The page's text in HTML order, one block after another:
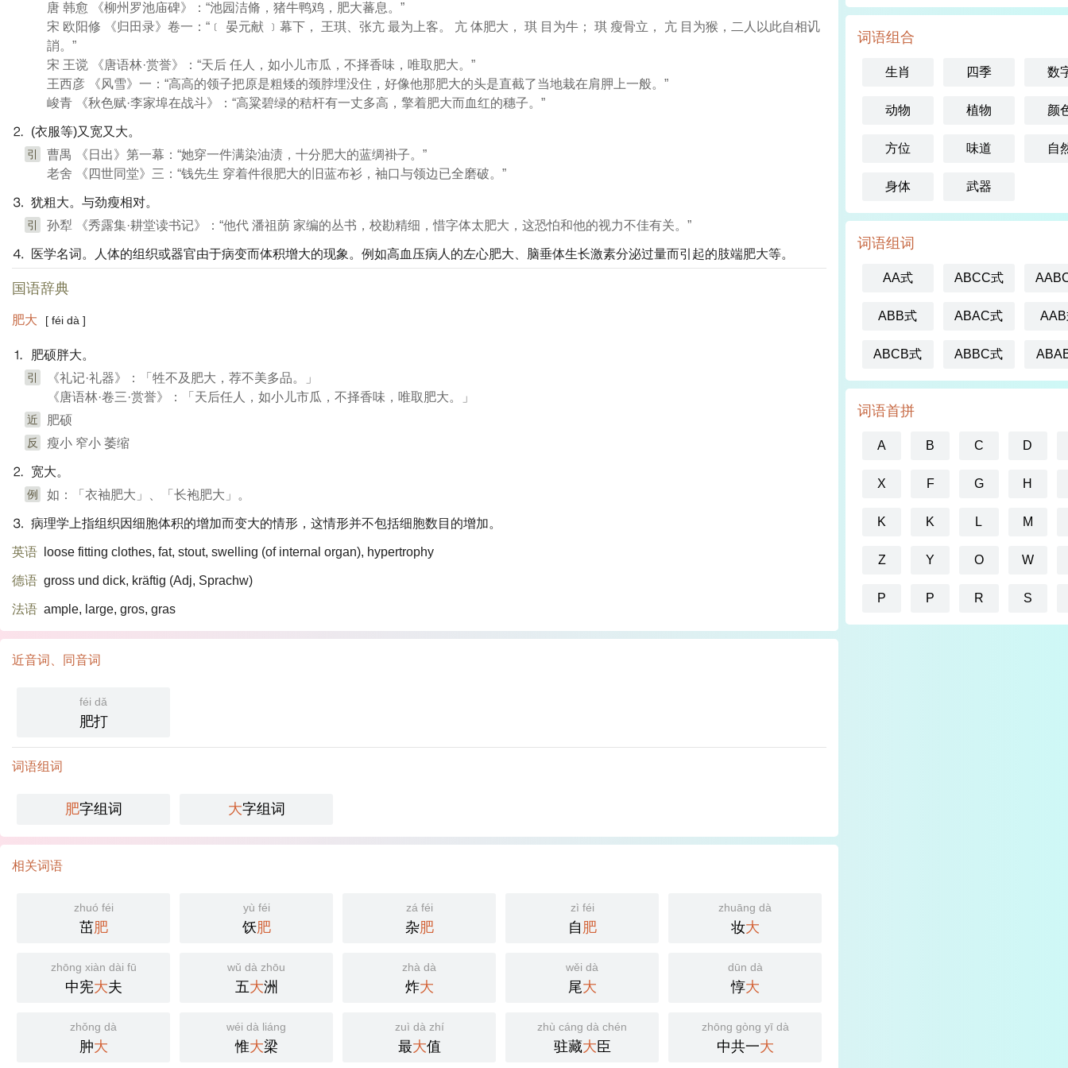
唐 韩愈 《柳州罗池庙碑》：“池园洁脩，猪牛鸭鸡，肥大蕃息。”
宋 欧阳修 《归田录》卷一：“﹝ 晏元献 ﹞幕下， 王琪、张亢 最为上客。 亢 体肥大， 琪 目为牛； 琪 瘦骨立， 亢 目为猴，二人以此自相讥
誚。”
宋 王谠 《唐语林·赏誉》：“天后 任人，如小儿市瓜，不择香味，唯取肥大。”
王西彦 《风雪》一：“高高的领子把原是粗矮的颈脖埋没住，好像他那肥大的头是直截了当地栽在肩胛上一般。”
峻青 《秋色赋·李家埠在战斗》：“高粱碧绿的秸杆有一丈多高，擎着肥大而血红的穗子。”
⒉ (衣服等)又宽又大。
引
曹禺 《日出》第一幕：“她穿一件满染油渍，十分肥大的蓝绸褂子。”
老舍 《四世同堂》三：“钱先生 穿着件很肥大的旧蓝布衫，袖口与领边已全磨破。”
⒊ 犹粗大。与劲瘦相对。
引 孙犁 《秀露集·耕堂读书记》：“他代 潘祖荫 家编的丛书，校勘精细，惜字体太肥大，这恐怕和他的视力不佳有关。”
⒋ 医学名词。人体的组织或器官由于病变而体积增大的现象。例如高血压病人的左心肥大、脑垂体生长激素分泌过量而引起的肢端肥大等。
国语辞典
肥大 [ féi dà ]
⒈ 肥硕胖大。
引
《礼记·礼器》：「牲不及肥大，荐不美多品。」
《唐语林·卷三·赏誉》：「天后任人，如小儿市瓜，不择香味，唯取肥大。」
近 肥硕
反 瘦小 窄小 萎缩
⒉ 宽大。
例 如：「衣袖肥大」、「长袍肥大」。
⒊ 病理学上指组织因细胞体积的增加而变大的情形，这情形并不包括细胞数目的增加。
英语 loose fitting clothes, fat, stout, swelling (of internal organ)​, hypertrophy
德语 gross und dick, kräftig (Adj, Sprachw)​
法语 ample, large, gros, gras
近音词、同音词
féi dǎ
肥打
词语组词
肥字组词 大字组词
相关词语
zhuó féi
茁肥
yù féi
饫肥
zá féi
杂肥
zì féi
自 肥
zhuāng dà
妆大
zhōng xiàn dài fū
中宪大夫
wǔ dà zhōu
五大洲
zhà dà
炸大
wěi dà
尾大
dūn dà
惇大
zhǒng dà
肿大
wéi dà liáng
惟大梁
zuì dà zhí
最大值
zhù cáng dà chén
驻藏大臣
zhōng gòng yī dà
中共一大
词语组合
生肖 四季 数
动物 植物 颜
方位 味道 自
身体 武器
词语组词
AA式 ABCC式
ABB式 ABAC式
ABCB式 ABBC式
词语首拼
A B C D
X F G H
K K L M
Z Y O W
P P R S